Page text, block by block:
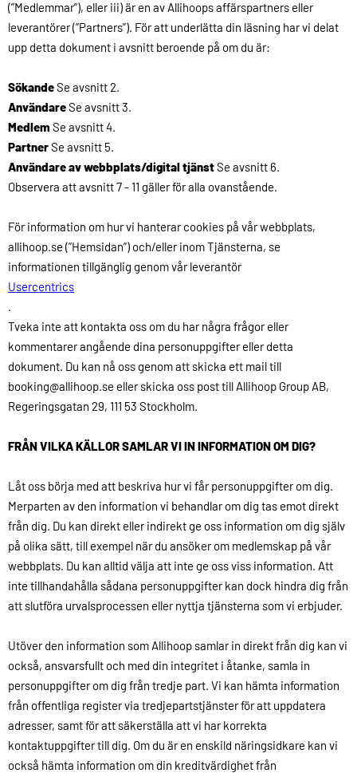
(”Medlemmar”), eller iii) är en av Allihoops affärspartners eller
leverantörer (”Partners”). För att underlätta din läsning har vi delat
upp detta dokument i avsnitt beroende på om du är:
SökandeSe avsnitt 2.
AnvändareSe avsnitt 3.
Medlem Se avsnitt 4.
PartnerSe avsnitt 5.
Användare av webbplats/digital tjänstSe avsnitt 6.
Observera att avsnitt 7 - 11 gäller för alla ovanstående.
För information om hur vi hanterar cookies på vår webbplats,
allihoop.se (”Hemsidan”) och/eller inom Tjänsterna, se
informationen tillgänglig genom vår leverantör
Usercentrics
.
Tveka inte att kontakta oss om du har några frågor eller
kommentarer angående dina personuppgifter eller detta
dokument. Du kan nå oss genom att skicka ett mail till
booking@allihoop.se eller skicka oss post till Allihoop Group AB,
Regeringsgatan 29, 111 53 Stockholm.
FRÅN VILKA KÄLLOR SAMLAR VI IN INFORMATION OM DIG?
Låt oss börja med att beskriva hur vi får personuppgifter om dig.
Merparten av den information vi behandlar om dig tas emot direkt
från dig. Du kan direkt eller indirekt ge oss information om dig själv
på olika sätt, till exempel när du ansöker om medlemskap på vår
webbplats. Du kan alltid välja att inte ge oss viss information. Att
inte tillhandahålla sådana personuppgifter kan dock hindra dig från
att slutföra urvalsprocessen eller nyttja tjänsterna som vi erbjuder.
Utöver den information som Allihoop samlar in direkt från dig kan vi
också, ansvarsfullt och med din integritet i åtanke, samla in
personuppgifter om dig från tredje part. Vi kan hämta information
från offentliga register via tredjepartstjänster för att uppdatera
adresser, samt för att säkerställa att vi har korrekta
kontaktuppgifter till dig. Om du är en enskild näringsidkare kan vi
också hämta information om din kreditvärdighet från